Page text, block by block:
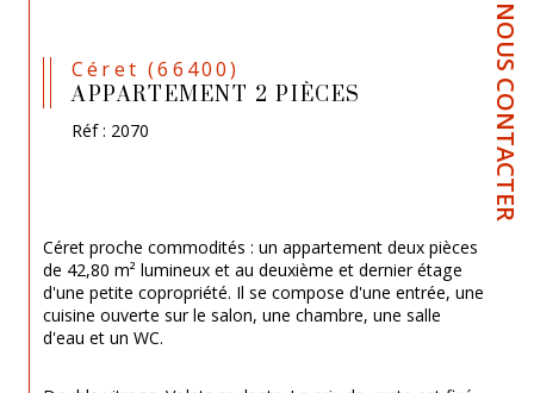
NOUS CONTACTER
Céret (66400)
APPARTEMENT 2 PIÈCES
Réf : 2070
Céret proche commodités : un appartement deux pièces
de 42,80 m² lumineux et au deuxième et dernier étage
d'une petite copropriété. Il se compose d'une entrée, une
cuisine ouverte sur le salon, une chambre, une salle
d'eau et un WC.